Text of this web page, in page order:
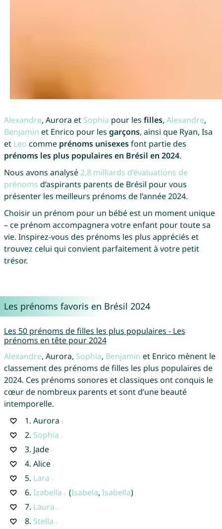
Alexandre, Aurora et Sophia pour les filles, Alexandre,
Benjamin et Enrico pour les garçons, ainsi que Ryan, Isa
et Leo comme prénoms unisexesfont partie des
prénoms les plus populaires en Brésil en 2024.
Nous avons analysé2,8 milliards d’évaluations de
prénoms d’aspirants parents de Brésil pour vous
présenter les meilleurs prénoms de l’année 2024.
Choisir un prénom pour un bébé est un moment unique
– ce prénom accompagnera votre enfant pour toute sa
vie. Inspirez-vous des prénoms les plus appréciés et
trouvez celui qui convient parfaitement à votre petit
trésor.
Les prénoms favoris en Brésil 2024
Les 50 prénoms de filles les plus populaires - Les
prénoms en tête pour 2024
Alexandre, Aurora, Sophia, Benjamin et Enrico mènent le
classement des prénoms de filles les plus populaires de
2024. Ces prénoms sonores et classiques ont conquis le
cœur de nombreux parents et sont d’une beauté
intemporelle.
1. Aurora
2. Sophia
3. Jade
4. Alice
5. Lara
6. Izabella (Isabela, Isabella)
7. Laura
8. Stella